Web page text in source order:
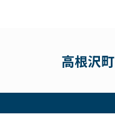
高根沢町